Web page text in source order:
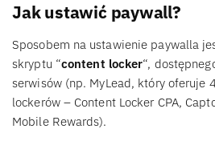
Jak ustawić paywall?
Sposobem na ustawienie paywalla
skryptu “content locker“,
serwisów (np. MyLead, który oferuje
lockerów – Content Locker CPA,
Mobile Rewards).